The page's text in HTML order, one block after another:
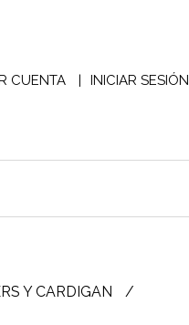
CUENTA INICIAR SESIÓN
Y CARDIGAN